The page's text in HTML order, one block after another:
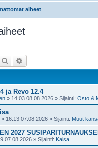
aiheet
Etsi
ja Revo 12.4
» 14:03 08.08.2026 » Sijainti: Osto &
» 16:13 07.08.2026 » Sijainti: Muut
2027
07.08.2026 » Sijainti: Kaisa